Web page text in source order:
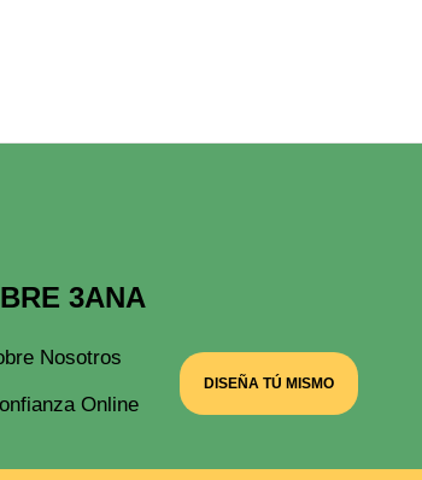
3ANA
Nosotros
DISEÑA TÚ MISMO